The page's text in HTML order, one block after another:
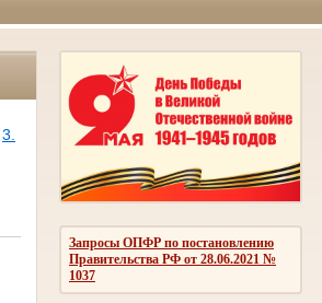
Запросы ОПФР по постановлению
Правительства РФ от 28.06.2021 №
1037
3.